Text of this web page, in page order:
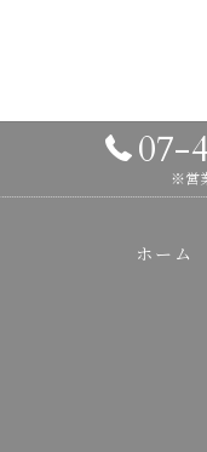
07-
※営
ホーム